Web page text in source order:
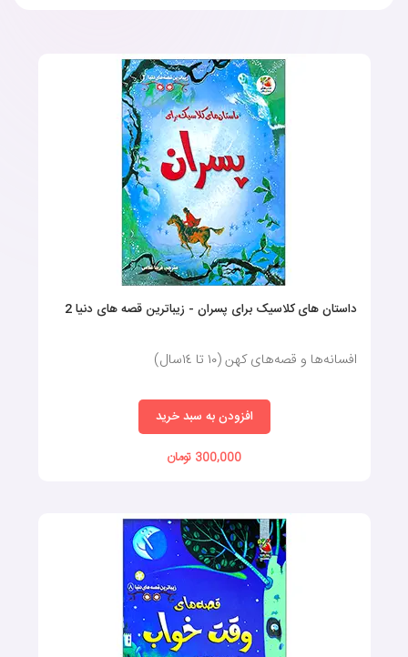
داستان های کلاسیک برای پسران - زیباترین قصه های دنیا 2
افسانه‌ها و قصه‌های کهن (١٠ تا ١٤سال)
افزودن به سبد خرید
300,000 تومان